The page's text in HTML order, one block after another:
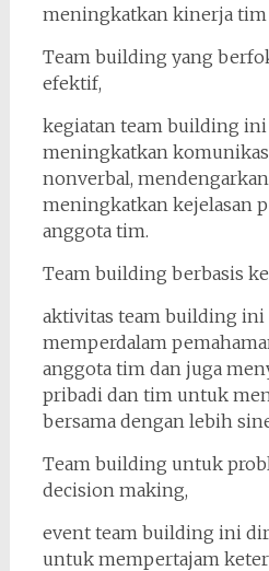
meningkatkan kinerja tim
Team building yang
efektif,
kegiatan team building
meningkatkan
nonverbal,
meningkatkan kejelasan
anggota tim.
Team building berbasis
aktivitas team building
memperdalam
anggota tim dan juga
pribadi dan tim untuk
bersama dengan lebih
Team building untuk
decision making,
event team building ini
untuk mempertajam